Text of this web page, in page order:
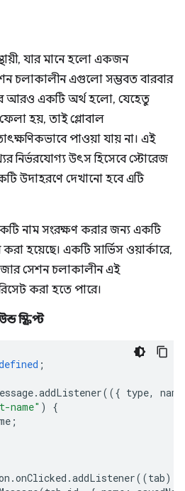
যার মানে হলো একজন
চলাকালীন এগুলো সম্ভবত বারবার
আরও একটি অর্থ হলো, যেহেতু
ফেলা হয়, তাই গ্লোবাল
পাওয়া যায় না। এই
নির্ভরযোগ্য উৎস হিসেবে স্টোরেজ
উদাহরণে দেখানো হবে এটি
নাম সংরক্ষণ করার জন্য একটি
হয়েছে। একটি সার্ভিস ওয়ার্কারে,
সেশন চলাকালীন এই
করা হতে পারে।
স্ক্রিপ্ট
;
.addListener(({ type,
name
name" )
{
;
.onClicked .addListener((tab)